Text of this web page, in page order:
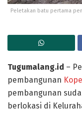
Peletakan batu pertama
Tugumalang.id –
pembangunan
pembangunan
berlokasi di